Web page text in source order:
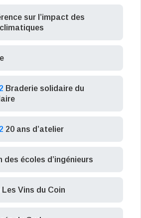
sur l’impact des
Braderie solidaire du
20 ans d’atelier
des écoles d’ingénieurs
Vins du Coin